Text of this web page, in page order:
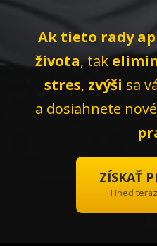
Ak tieto rady
života, tak
stres, zvýši sa
a dosiahnete nové
ZÍSKAŤ
Hneď